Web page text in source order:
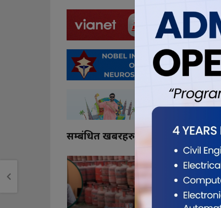
सम्बंधित खबरहरु